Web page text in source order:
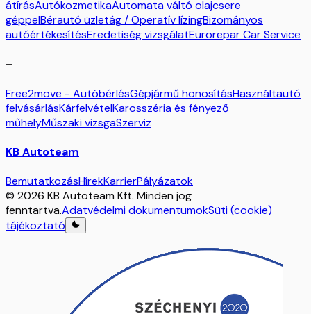
átírásAutókozmetikaAutomata váltó olajcsere
géppelBérautó üzletág / Operatív lízingBizományos
autóértékesítésEredetiség vizsgálatEurorepar Car Service
–
Free2move - AutóbérlésGépjármű honosításHasználtautó
felvásárlásKárfelvételKarosszéria és fényező
műhelyMűszaki vizsgaSzerviz
KB Autoteam
BemutatkozásHírekKarrierPályázatok
© 2026 KB Autoteam Kft. Minden jog
fenntartva.Adatvédelmi dokumentumokSüti (cookie)
tájékoztató